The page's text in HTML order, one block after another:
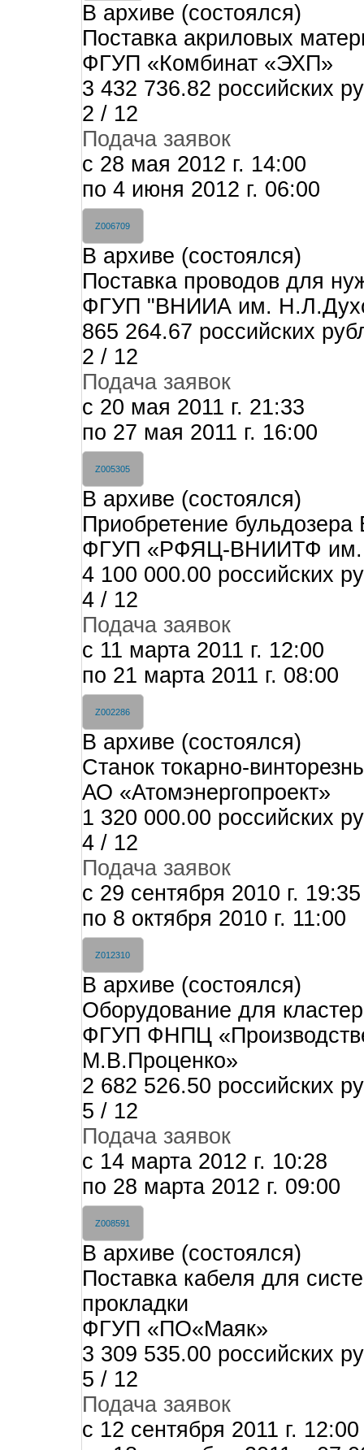
В архиве (состоялся)
Поставка акриловых
ФГУП «Комбинат «ЭХП»
3 432 736.82 российских
2 / 12
Подача заявок
c 28 мая 2012 г. 14:00
по 4 июня 2012 г. 06:00
Z006709
В архиве (состоялся)
Поставка проводов для
ФГУП "ВНИИА им.
865 264.67 российских
2 / 12
Подача заявок
c 20 мая 2011 г. 21:33
по 27 мая 2011 г. 16:00
Z005305
В архиве (состоялся)
Приобретение
ФГУП «РФЯЦ-ВНИИТФ им.
4 100 000.00 российских
4 / 12
Подача заявок
c 11 марта 2011 г. 12:00
по 21 марта 2011 г. 08:00
Z002286
В архиве (состоялся)
Станок токарно-
АО «Атомэнергопроект»
1 320 000.00 российских
4 / 12
Подача заявок
c 29 сентября 2010 г. 19:35
по 8 октября 2010 г. 11:00
Z012310
В архиве (состоялся)
Оборудование для
ФГУП ФНПЦ
М.В.Проценко»
2 682 526.50 российских
5 / 12
Подача заявок
c 14 марта 2012 г. 10:28
по 28 марта 2012 г. 09:00
Z008591
В архиве (состоялся)
Поставка кабеля для
прокладки
ФГУП «ПО«Маяк»
3 309 535.00 российских
5 / 12
Подача заявок
c 12 сентября 2011 г. 12:00